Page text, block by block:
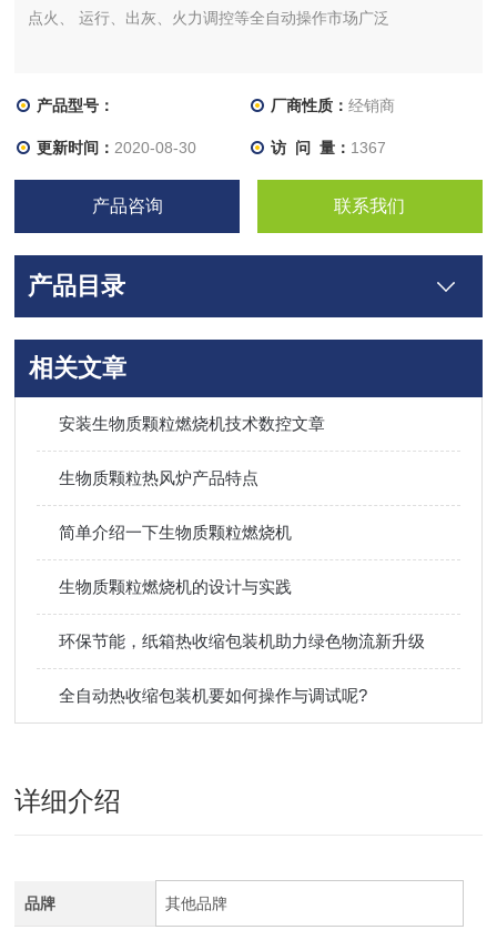
点火、 运行、出灰、火力调控等全自动操作市场广泛
产品型号： 厂商性质： 经销商
更新时间： 2020-08-30 访 问 量： 1367
产品咨询 联系我们
产品目录
相关文章
安装生物质颗粒燃烧机技术数控文章
生物质颗粒热风炉产品特点
简单介绍一下生物质颗粒燃烧机
生物质颗粒燃烧机的设计与实践
环保节能，纸箱热收缩包装机助力绿色物流新升级
全自动热收缩包装机要如何操作与调试呢?
详细介绍
品牌 其他品牌